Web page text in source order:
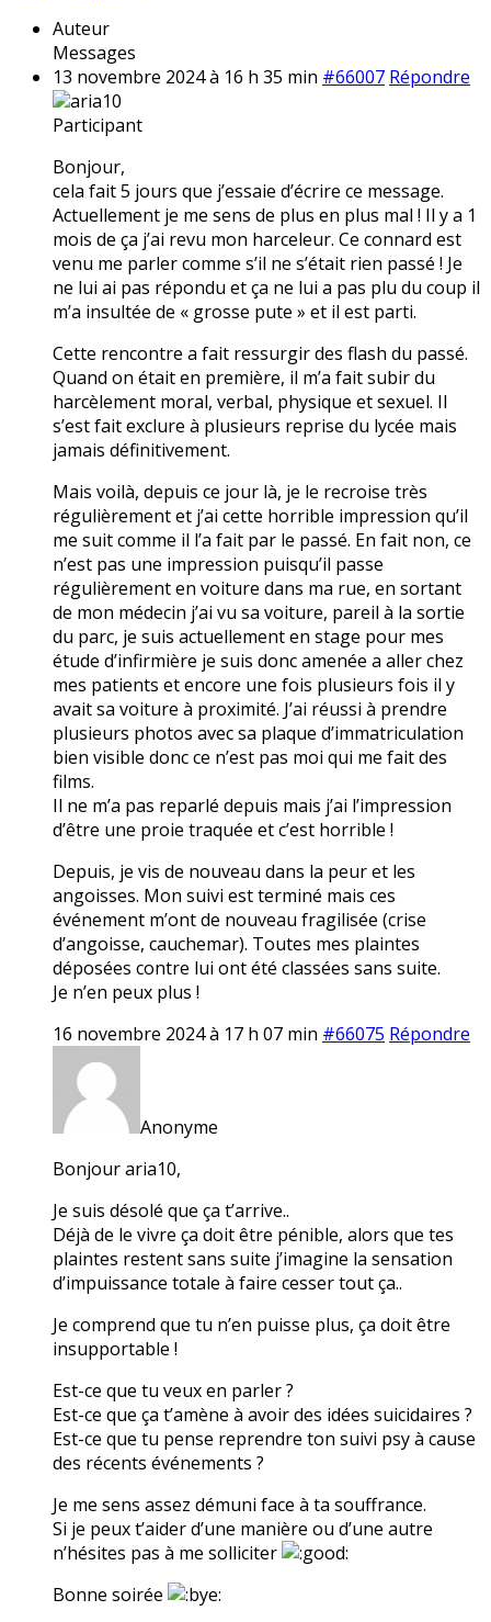
Auteur
Messages
13 novembre 2024 à 16 h 35 min #66007 Répondre
aria10
Participant
Bonjour,
cela fait 5 jours que j’essaie d’écrire ce message.
Actuellement je me sens de plus en plus mal ! Il y a 1
mois de ça j’ai revu mon harceleur. Ce connard est
venu me parler comme s’il ne s’était rien passé ! Je
ne lui ai pas répondu et ça ne lui a pas plu du coup il
m’a insultée de « grosse pute » et il est parti.
Cette rencontre a fait ressurgir des flash du passé.
Quand on était en première, il m’a fait subir du
harcèlement moral, verbal, physique et sexuel. Il
s’est fait exclure à plusieurs reprise du lycée mais
jamais définitivement.
Mais voilà, depuis ce jour là, je le recroise très
régulièrement et j’ai cette horrible impression qu’il
me suit comme il l’a fait par le passé. En fait non, ce
n’est pas une impression puisqu’il passe
régulièrement en voiture dans ma rue, en sortant
de mon médecin j’ai vu sa voiture, pareil à la sortie
du parc, je suis actuellement en stage pour mes
étude d’infirmière je suis donc amenée a aller chez
mes patients et encore une fois plusieurs fois il y
avait sa voiture à proximité. J’ai réussi à prendre
plusieurs photos avec sa plaque d’immatriculation
bien visible donc ce n’est pas moi qui me fait des
films.
Il ne m’a pas reparlé depuis mais j’ai l’impression
d’être une proie traquée et c’est horrible !
Depuis, je vis de nouveau dans la peur et les
angoisses. Mon suivi est terminé mais ces
événement m’ont de nouveau fragilisée (crise
d’angoisse, cauchemar). Toutes mes plaintes
déposées contre lui ont été classées sans suite.
Je n’en peux plus !
16 novembre 2024 à 17 h 07 min #66075 Répondre
Anonyme
Bonjour aria10,
Je suis désolé que ça t’arrive..
Déjà de le vivre ça doit être pénible, alors que tes
plaintes restent sans suite j’imagine la sensation
d’impuissance totale à faire cesser tout ça..
Je comprend que tu n’en puisse plus, ça doit être
insupportable !
Est-ce que tu veux en parler ?
Est-ce que ça t’amène à avoir des idées suicidaires ?
Est-ce que tu pense reprendre ton suivi psy à cause
des récents événements ?
Je me sens assez démuni face à ta souffrance.
Si je peux t’aider d’une manière ou d’une autre
n’hésites pas à me solliciter
Bonne soirée